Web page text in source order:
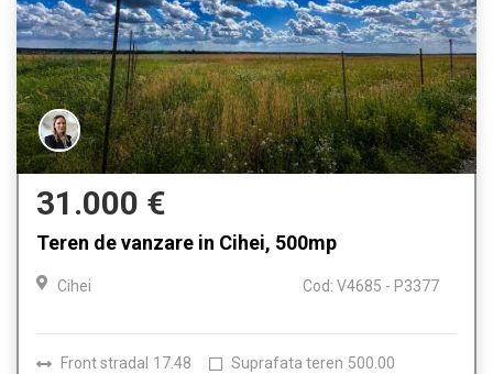
31.000 €
Teren de vanzare in Cihei, 500mp
Cihei Cod: V4685 - P3377
Front stradal 17.48 Suprafata teren 500.00